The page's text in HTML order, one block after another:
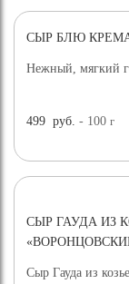
СЫР БЛЮ
Нежный, мягкий
499 руб. - 100г
СЫР ГАУДА ИЗ
Сыр Гауда из